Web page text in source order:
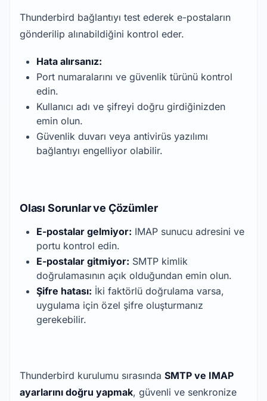
Thunderbird bağlantıyı test ederek e-postaların
gönderilip alınabildiğini kontrol eder.
Hata alırsanız:
Port numaralarını ve güvenlik türünü kontrol
edin.
Kullanıcı adı ve şifreyi doğru girdiğinizden
emin olun.
Güvenlik duvarı veya antivirüs yazılımı
bağlantıyı engelliyor olabilir.
Olası Sorunlar ve Çözümler
E-postalar gelmiyor: IMAP sunucu adresini ve
portu kontrol edin.
E-postalar gitmiyor: SMTP kimlik
doğrulamasının açık olduğundan emin olun.
Şifre hatası: İki faktörlü doğrulama varsa,
uygulama için özel şifre oluşturmanız
gerekebilir.
Thunderbird kurulumu sırasında SMTP ve IMAP
ayarlarını doğru yapmak, güvenli ve senkronize